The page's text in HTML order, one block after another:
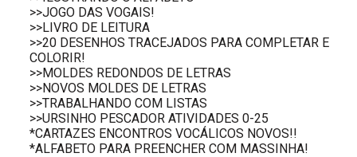
>>JOGO DAS VOGAIS!
>>LIVRO DE LEITURA
>>20 DESENHOS TRACEJADOS PARA COMPLETAR E
COLORIR!
>>MOLDES REDONDOS DE LETRAS
>>NOVOS MOLDES DE LETRAS
>>TRABALHANDO COM LISTAS
>>URSINHO PESCADOR ATIVIDADES 0-25
*CARTAZES ENCONTROS VOCÁLICOS NOVOS!!
*ALFABETO PARA PREENCHER COM MASSINHA!